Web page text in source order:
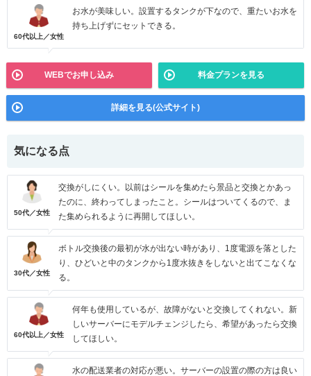
60代以上／女性
お水が美味しい。設置するタンクが下なので、重たいお水を
持ち上げずにセットできる。
WEBでお申し込み 料金プランを見る
詳細を見る(公式サイト)
気になる点
50代／女性
交換がしにくい。以前はシールを集めたら景品と交換とかあっ
たのに、終わってしまったこと。シールはついてくるので、ま
た集められるように再開してほしい。
30代／女性
ボトル交換後の最初が水が出ない時があり、1度電源を落とした
り、ひどいと中のタンクから1度水抜きをしないと出てこなくな
る。
60代以上／女性
何年も使用しているが、故障がないと交換してくれない。新
しいサーバーにモデルチェンジしたら、希望があったら交換
してほしい。
水の配送業者の対応が悪い。サーバーの設置の際の方は良い